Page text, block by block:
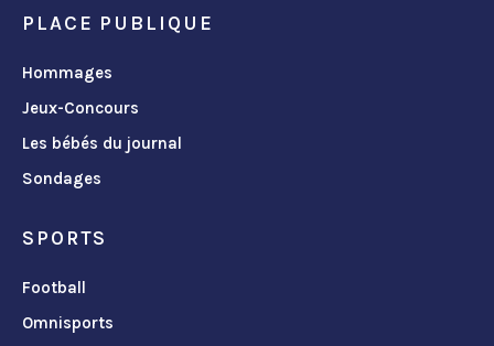
PLACE PUBLIQUE
Hommages
Jeux-Concours
Les bébés du journal
Sondages
SPORTS
Football
Omnisports